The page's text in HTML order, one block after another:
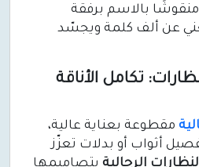
بالاسم برفقة
عن ألف كلمة ويجسّد
تكامل الأناقة
مقطوعة بعناية عالية،
أثواب أو بدلات تعزّز
الرجالية بتصاميمها